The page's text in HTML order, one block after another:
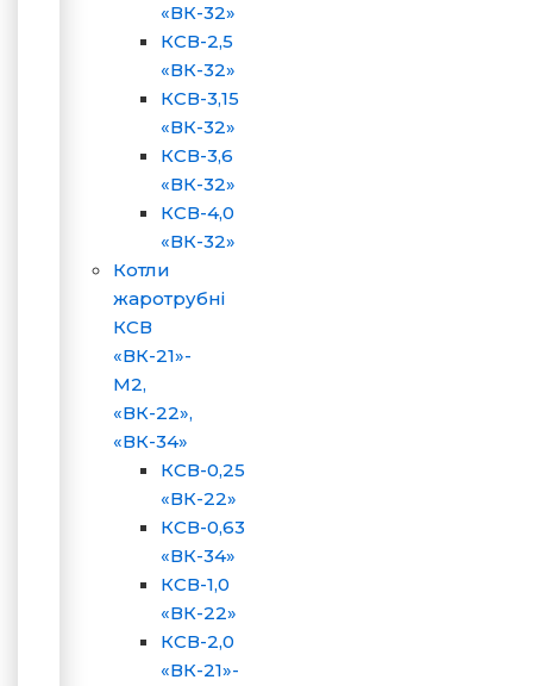
«ВК-32»
КСВ-2,5
«ВК-32»
КСВ-3,15
«ВК-32»
КСВ-3,6
«ВК-32»
КСВ-4,0
«ВК-32»
Котли
жаротрубні
КСВ
«ВК-21»-
М2,
«ВК-22»,
«ВК-34»
КСВ-0,25
«ВК-22»
КСВ-0,63
«ВК-34»
КСВ-1,0
«ВК-22»
КСВ-2,0
«ВК-21»-